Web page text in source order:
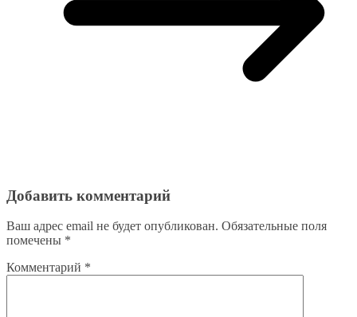
Добавить комментарий
Ваш адрес email не будет опубликован. Обязательные поля
помечены *
Комментарий *